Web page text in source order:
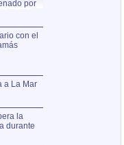
por
con el
a La Mar
la
durante